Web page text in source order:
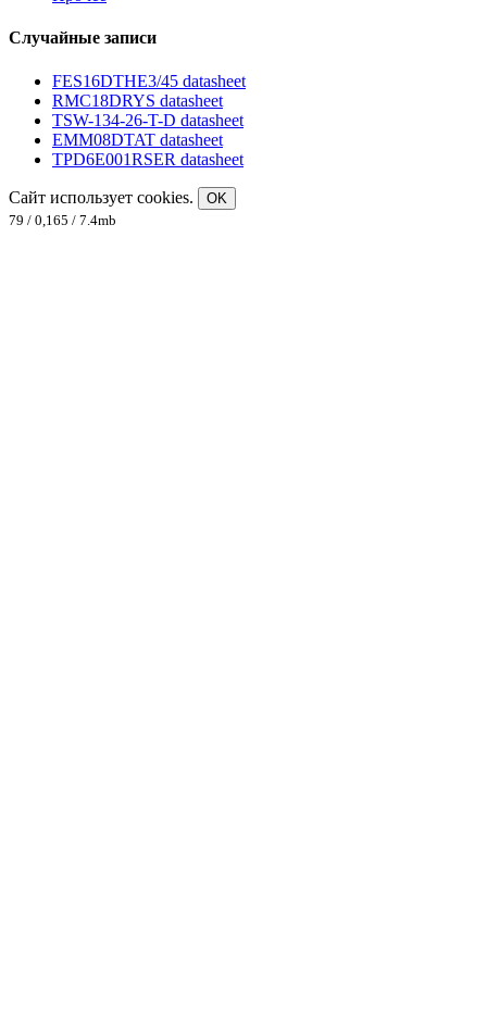
Случайные записи
FES16DTHE3/45 datasheet
RMC18DRYS datasheet
TSW-134-26-T-D datasheet
EMM08DTAT datasheet
TPD6E001RSER datasheet
Сайт использует cookies.
OK
79 / 0,165 / 7.4mb